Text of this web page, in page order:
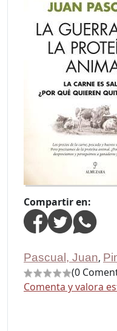
Compartir en:
Pascual, Juan,
(0
Comenta y valora